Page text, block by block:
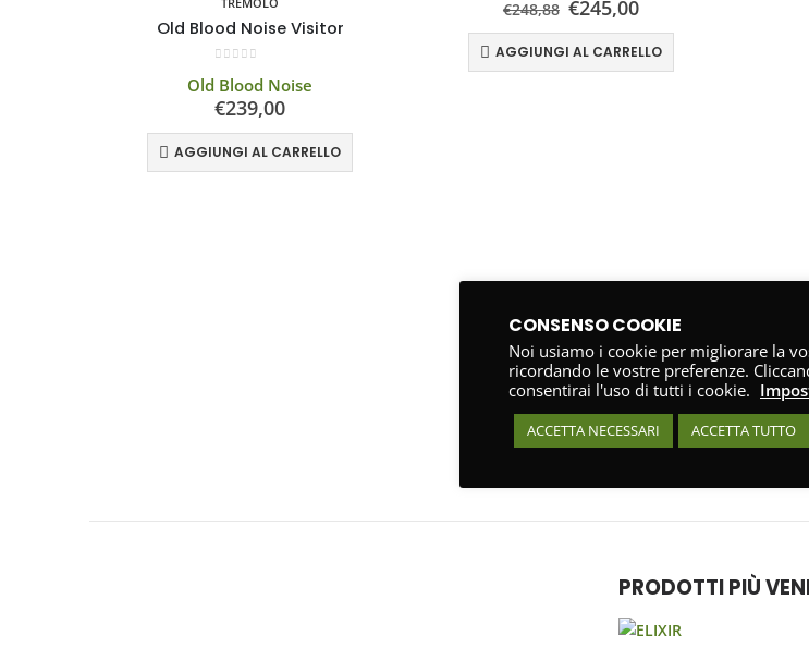
Old Blood Noise Visitor
Old Blood Noise
€239,00
AGGIUNGI AL CARRELLO
€248,88 €245,00
AGGIUNGI AL CARRELLO
PRODOTTI PIÙ
CONSENSO COOKIE
Noi usiamo i cookie per migliorare la
ricordando le vostre preferenze.
consentirai l'uso di tutti i cookie.
ACCETTA NECESSARI ACCETTA TUTTO